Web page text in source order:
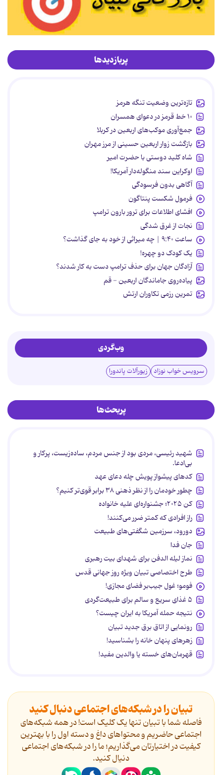
پربازدیدها
تازه‌ترین وضعیت تنگه هرمز
۱۰ خط قرمز در دعوای همسران
جمع‌آوری موکب‌های اربعین در کربلا
بازگشت زوار اربعین حسینی از مرز مهران
شاه کلید دوستی با حضرت امیر
اوکراین سند منگوله‌دار آمریکا!
آگاهی بدون فرسودگی
فرمول شکست پنتاگون
افشای اطلاعات برای ترور بارون ترامپ
نجات از غرق شدگی
ساعت ۹:۴۰ | چه میراثی از خود به جای گذاشت؟
یک کودک دو چهره!
آزادگان جهان برای حذف ترامپ دست به کار شدند؟
پیاده‌روی جاماندگان اربعین - قم
تمرین رزمی تکاوران ارتش
وب‌گردی
سرویس خواب نوزاد زیورآلات پاندورا
پربحث‌ها
شهید رئیسی، مردی بود از جنس مردم، ساده‌زیست، پرکار و
بی‌ادعا.
کدهای پیشواز پویش چله دعای عهد
چطور خودمان را از نظر ذهنی ۳۸ برابر قوی‌تر کنیم؟
کن ۲۰۲۵؛ جشنواره‌ای علیه خانواده
راز افرادی که کمتر ضرر می‌کنند!
دورود، سرزمین شگفتی‌های طبیعت
جان فدا
نماز لیله الدفن برای شهدای بیت رهبری
طرح اختصاصی تبیان ویژه روز جهانی قدس
فومو؛ غول جیب‌بر فضای مجازی!
۵ غذای سریع و سالم برای طبیعت‌گردی
نتیجه حمله آمریکا به ایران چیست؟
رونمایی از اتاق برق جدید تبیان
زهرهای پنهان خانه را بشناسید!
قهرمان‌های خسته یا والدین مفید!
تبیان را در شبکه‌های اجتماعی دنبال کنید
فاصله شما با تبیان تنها یک کلیک است! در همه شبکه‌های
اجتماعی حاضریم و محتواهای داغ و دسته اول را با بهترین
کیفیت در اختیارتان می‌گذاریم؛ ما را در شبکه‌های اجتماعی
دنیال کنید.